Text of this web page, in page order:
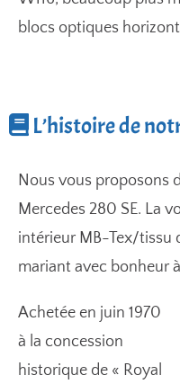
blocs optiques
L’histoire de
Nous vous proposons
Mercedes 280 SE. La
intérieur MB-Tex/tissu
mariant avec bonheur
Achetée en juin 1970
à la concession
historique de « Royal